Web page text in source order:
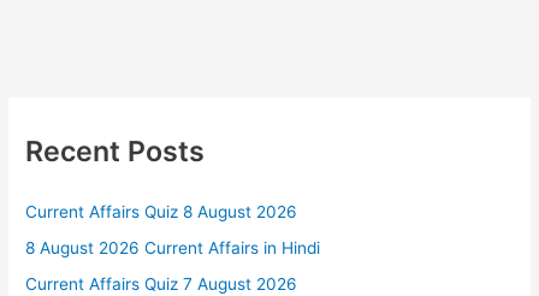
Recent Posts
Current Affairs Quiz 8 August 2026
8 August 2026 Current Affairs in Hindi
Current Affairs Quiz 7 August 2026